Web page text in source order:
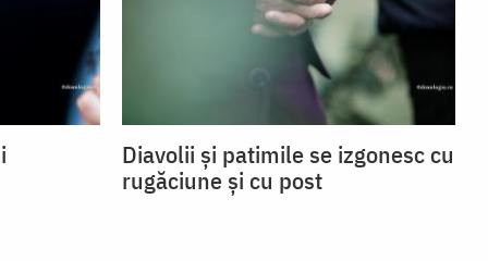
Diavolii și patimile se izgonesc cu
rugăciune și cu post